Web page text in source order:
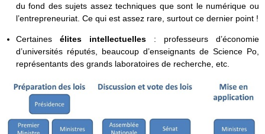
du fond des sujets assez techniques que sont le numérique ou
l’entrepreneuriat. Ce qui est assez rare, surtout ce dernier point !
Certaines élites intellectuelles : professeurs d’économie
d’universités réputés, beaucoup d’enseignants de Science Po,
représentants des grands laboratoires de recherche, etc.